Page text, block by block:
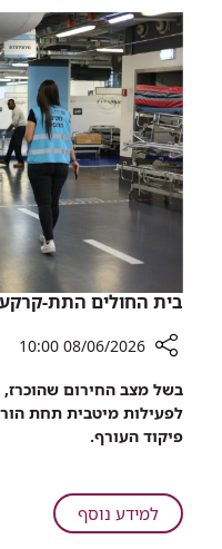
תגובה
אלרגית
חמורה
למוקד
רפואי
רמב"ם
בקרית
שמונה
לי
בריא?
אכל
קיווי,
והגיע
עם
תגובה
אלרגית
חמורה
למוקד
רפואי
רמב"ם
בקרית
שמונה
בית החולים התת-
שיתוף
בית
החולים
חוזר
לפעילות
08/06/2026 10:00
בשל מצב החירום
לפעילות מיטבית תחת
פיקוד העורף.
למידע נוסףעל
בית